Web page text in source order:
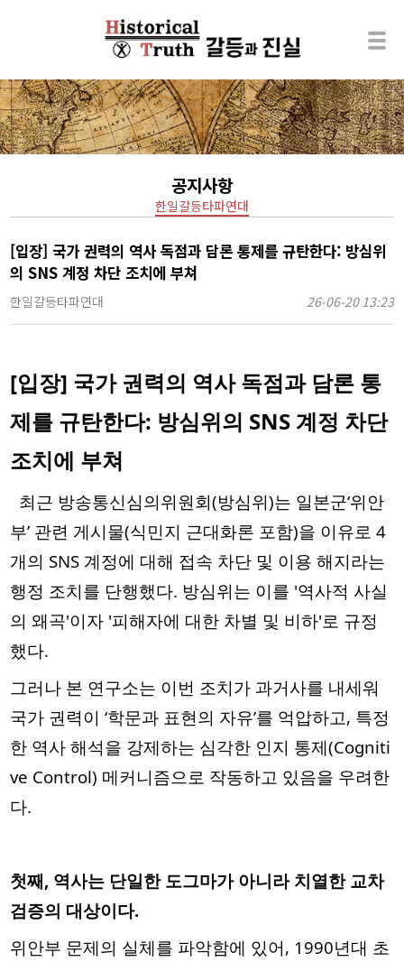
공지사항
한일갈등타파연대
[입장] 국가 권력의 역사 독점과 담론 통제를 규탄한다: 방심위
의 SNS 계정 차단 조치에 부쳐
한일갈등타파연대 26-06-20 13:23
[입장] 국가 권력의 역사 독점과 담론 통
제를 규탄한다: 방심위의 SNS 계정 차단
조치에 부쳐
최근 방송통신심의위원회(방심위)는 일본군‘위안
부’ 관련 게시물(식민지 근대화론 포함)을 이유로 4
개의 SNS 계정에 대해 접속 차단 및 이용 해지라는
행정 조치를 단행했다. 방심위는 이를 '역사적 사실
의 왜곡'이자 '피해자에 대한 차별 및 비하'로 규정
했다.
그러나 본 연구소는 이번 조치가 과거사를 내세워
국가 권력이 ‘학문과 표현의 자유’를 억압하고, 특정
한 역사 해석을 강제하는 심각한 인지 통제(Cogniti
ve Control) 메커니즘으로 작동하고 있음을 우려한
다.
첫째, 역사는 단일한 도그마가 아니라 치열한 교차
검증의 대상이다.
위안부 문제의 실체를 파악함에 있어, 1990년대 초